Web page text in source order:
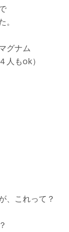
グナム
人もok）
、これって？